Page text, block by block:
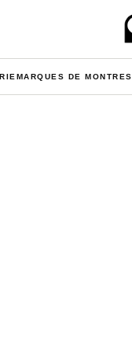
MARQUES DE MONTRES